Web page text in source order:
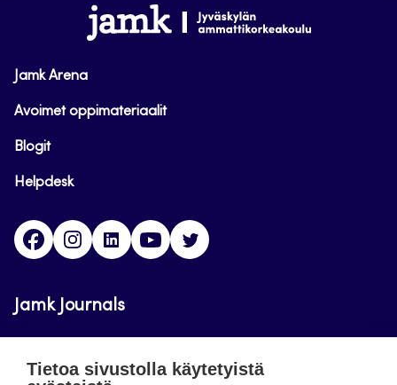
www.jamk.fi
Jamk Arena
Avoimet oppimateriaalit
Blogit
Helpdesk
FacebookInstagram
LinkedInYoutube
Jamk Journals
luettavissa. Verkkolehtien tarkoituksena on tukea
Tietoa sivustolla käytetyistä